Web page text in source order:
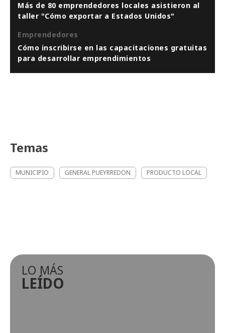
Más de 80 emprendedores locales asistieron al
taller "Cómo exportar a Estados Unidos"
Emprendedores
Cómo inscribirse en las capacitaciones gratuitas
para desarrollar emprendimientos
Temas
MUNICIPIO GENERAL PUEYRREDON PRODUCTO LOCAL
LO MÁS
LEÍDO